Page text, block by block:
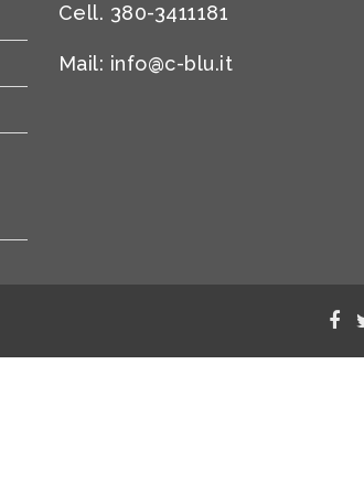
Cell. 380-3411181
Mail: info@c-blu.it